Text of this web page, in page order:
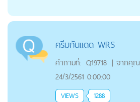
ครีมกันแดด WRS
คำถามที่: Q19718 | จากคุณ
24/3/2561 0:00:00
VIEWS 1288